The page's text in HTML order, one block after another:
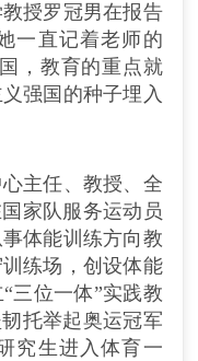
授罗冠男在报告
一直记着老师的
，教育的重点就
强国的种子埋入
主任、教授、全
家队服务运动员
体能训练方向教
练场，创设体能
三位一体”实践教
托举起奥运冠军
究生进入体育一